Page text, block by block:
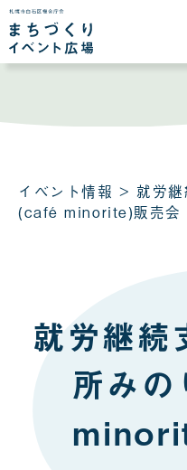
イベント情報 > 就労継
(café minorite)販売会
就労継続
所み